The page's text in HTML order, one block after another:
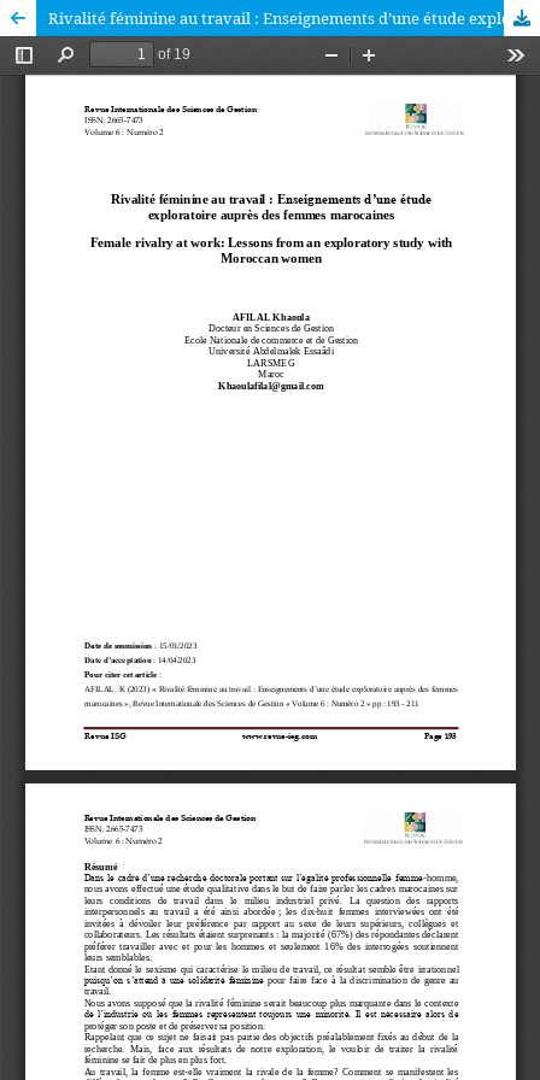
Rivalité féminine au travail : Enseignements d’une étude exploratoire auprès des femmes marocaines